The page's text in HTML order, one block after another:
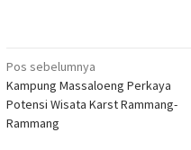
Navigasi
pos
Pos sebelumnya
Kampung Massaloeng Perkaya
Potensi Wisata Karst Rammang-
Rammang